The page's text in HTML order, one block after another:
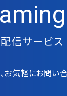
信サービス
気軽にお問い合